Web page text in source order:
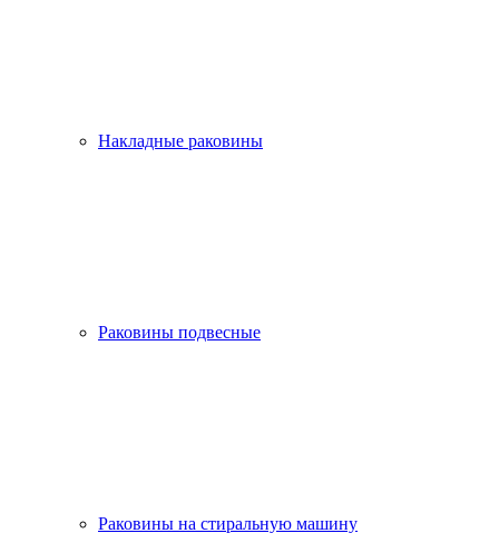
Накладные раковины
Раковины подвесные
Раковины на стиральную машину